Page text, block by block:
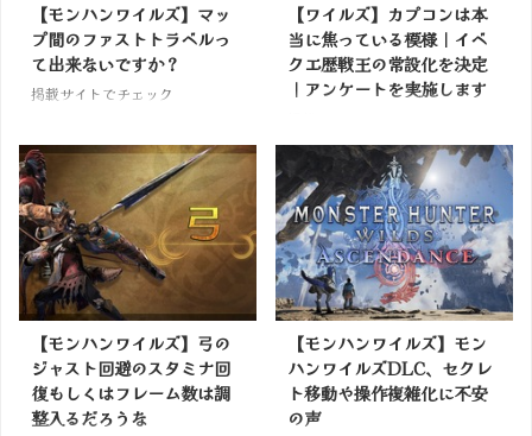
【モンハンワイルズ】マッ
プ間のファストトラベルっ
て出来ないですか？
掲載サイトでチェック
【ワイルズ】カプコンは本
当に焦っている模様｜イベ
クエ歴戦王の常設化を決定
｜アンケートを実施します
【モンハンワイルズ】弓の
ジャスト回避のスタミナ回
復もしくはフレーム数は調
整入るだろうな
【モンハンワイルズ】モン
ハンワイルズDLC、セクレ
ト移動や操作複雑化に不安
の声